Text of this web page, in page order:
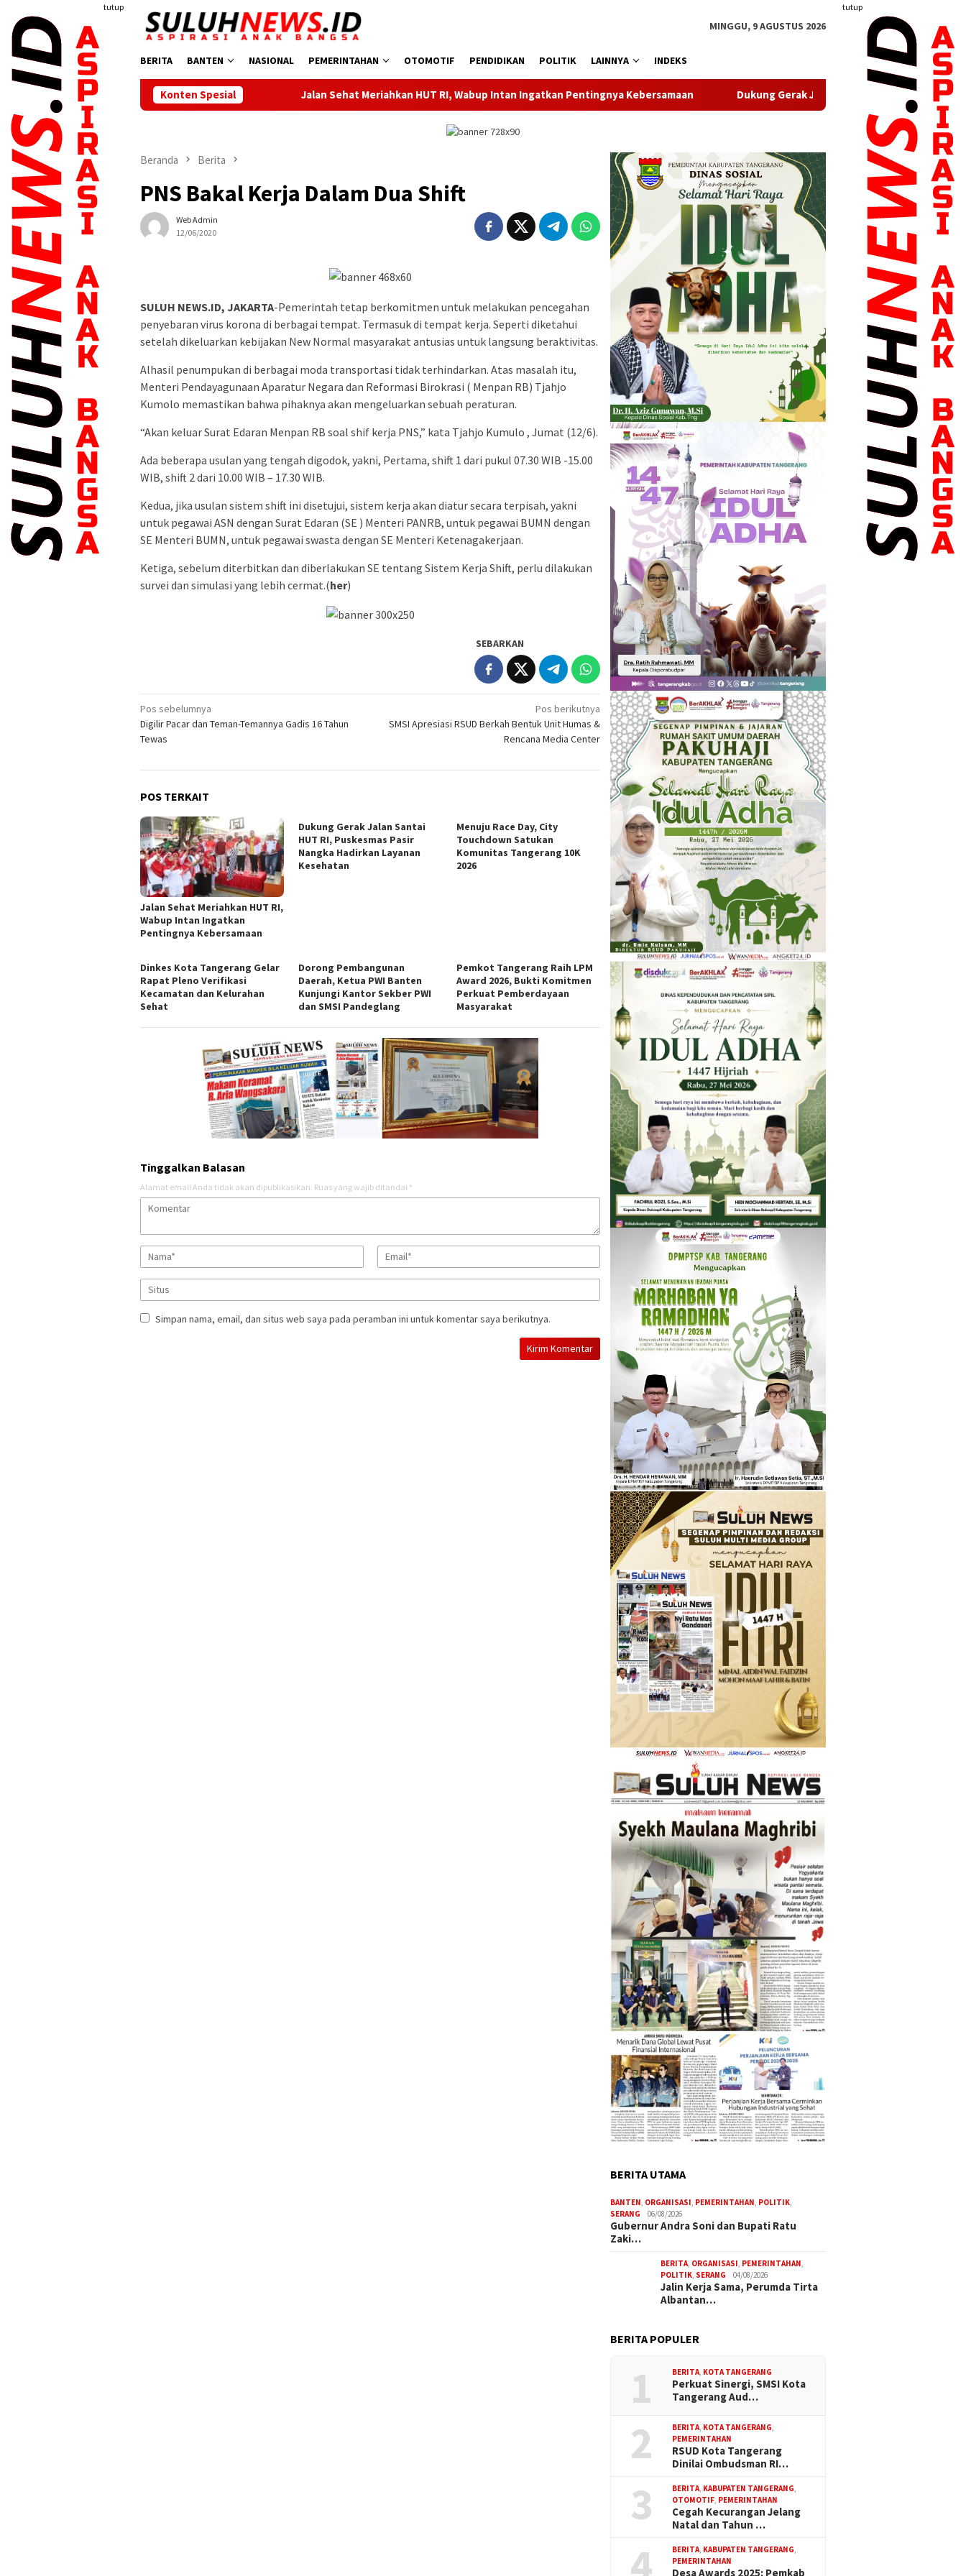
konten
tutup tutup
MINGGU, 9 AGUSTUS 2026
BERITA BANTEN NASIONAL PEMERINTAHAN OTOMOTIF PENDIDIKAN POLITIK LAINNYA INDEKS
Konten SpesialJalan Sehat Meriahkan HUT RI, Wabup Intan Ingatkan Pentingnya Kebersamaan Dukung Gerak Jalan Santai HUT RI, Puskesmas Pasir Nangka
Beranda Berita
PNS Bakal Kerja Dalam Dua Shift
Web Admin
12/06/2020
SULUH NEWS.ID, JAKARTA-Pemerintah tetap berkomitmen untuk melakukan pencegahan
penyebaran virus korona di berbagai tempat. Termasuk di tempat kerja. Seperti diketahui
setelah dikeluarkan kebijakan New Normal masyarakat antusias untuk langsung beraktivitas.
Alhasil penumpukan di berbagai moda transportasi tidak terhindarkan. Atas masalah itu,
Menteri Pendayagunaan Aparatur Negara dan Reformasi Birokrasi ( Menpan RB) Tjahjo
Kumolo memastikan bahwa pihaknya akan mengeluarkan sebuah peraturan.
“Akan keluar Surat Edaran Menpan RB soal shif kerja PNS,” kata Tjahjo Kumulo , Jumat (12/6).
Ada beberapa usulan yang tengah digodok, yakni, Pertama, shift 1 dari pukul 07.30 WIB -15.00
WIB, shift 2 dari 10.00 WIB – 17.30 WIB.
Kedua, jika usulan sistem shift ini disetujui, sistem kerja akan diatur secara terpisah, yakni
untuk pegawai ASN dengan Surat Edaran (SE ) Menteri PANRB, untuk pegawai BUMN dengan
SE Menteri BUMN, untuk pegawai swasta dengan SE Menteri Ketenagakerjaan.
Ketiga, sebelum diterbitkan dan diberlakukan SE tentang Sistem Kerja Shift, perlu dilakukan
survei dan simulasi yang lebih cermat.(her)
SEBARKAN
Navigasi
pos
Pos sebelumnya
Digilir Pacar dan Teman-Temannya Gadis 16 Tahun
Tewas
Pos berikutnya
SMSI Apresiasi RSUD Berkah Bentuk Unit Humas &
Rencana Media Center
POS TERKAIT
Jalan Sehat Meriahkan HUT RI,
Wabup Intan Ingatkan
Pentingnya Kebersamaan
Dukung Gerak Jalan Santai
HUT RI, Puskesmas Pasir
Nangka Hadirkan Layanan
Kesehatan
Menuju Race Day, City
Touchdown Satukan
Komunitas Tangerang 10K
2026
Dinkes Kota Tangerang Gelar
Rapat Pleno Verifikasi
Kecamatan dan Kelurahan
Sehat
Dorong Pembangunan
Daerah, Ketua PWI Banten
Kunjungi Kantor Sekber PWI
dan SMSI Pandeglang
Pemkot Tangerang Raih LPM
Award 2026, Bukti Komitmen
Perkuat Pemberdayaan
Masyarakat
Tinggalkan Balasan
Alamat email Anda tidak akan dipublikasikan. Ruas yang wajib ditandai *
Simpan nama, email, dan situs web saya pada peramban ini untuk komentar saya berikutnya.
BERITA UTAMA
BANTEN, ORGANISASI, PEMERINTAHAN, POLITIK,
SERANG
06/08/2026
Gubernur Andra Soni dan Bupati Ratu
Zaki…
BERITA, ORGANISASI, PEMERINTAHAN,
POLITIK, SERANG 04/08/2026
Jalin Kerja Sama, Perumda Tirta
Albantan…
BERITA POPULER
1 BERITA, KOTA TANGERANG
Perkuat Sinergi, SMSI Kota
Tangerang Aud…
2 BERITA, KOTA TANGERANG,
PEMERINTAHAN
RSUD Kota Tangerang
Dinilai Ombudsman RI…
3 BERITA, KABUPATEN TANGERANG,
OTOMOTIF, PEMERINTAHAN
Cegah Kecurangan Jelang
Natal dan Tahun …
4 BERITA, KABUPATEN TANGERANG,
PEMERINTAHAN
Desa Awards 2025: Pemkab